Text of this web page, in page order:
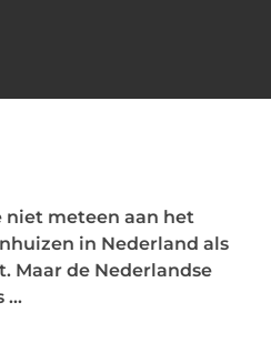
niet meteen aan het
in Nederland als
Maar de Nederlandse
...